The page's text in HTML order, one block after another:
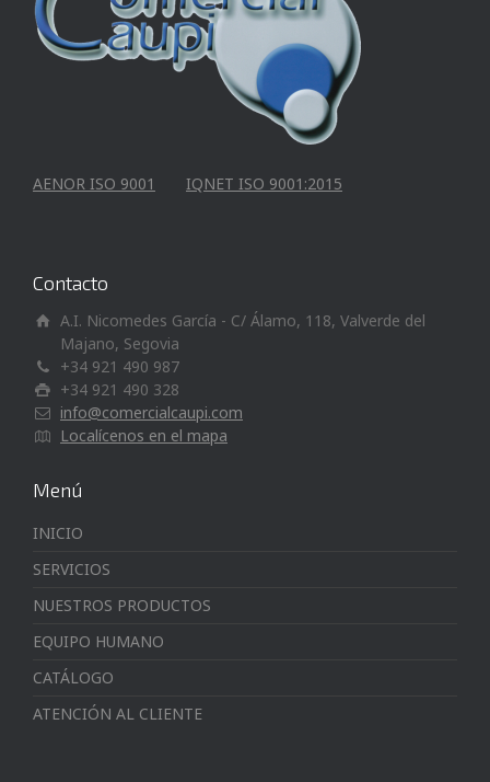
AENOR ISO 9001 IQNET ISO 9001:2015
Contacto
A.I. Nicomedes García - C/ Álamo, 118, Valverde del
Majano, Segovia
+34 921 490 987
+34 921 490 328
info@comercialcaupi.com
Localícenos en el mapa
Menú
INICIO
SERVICIOS
NUESTROS PRODUCTOS
EQUIPO HUMANO
CATÁLOGO
ATENCIÓN AL CLIENTE